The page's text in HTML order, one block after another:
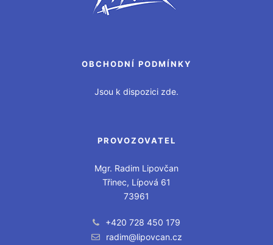
OBCHODNÍ PODMÍNKY
Jsou k dispozici zde.
PROVOZOVATEL
Mgr. Radim Lipovčan
Třinec, Lípová 61
73961
+420 728 450 179
radim@lipovcan.cz